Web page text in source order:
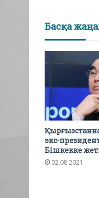
Басқа
экс-
Бішкекке
02.08.2021